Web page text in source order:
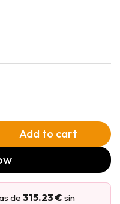
Add to cart
de 315.23 € sin